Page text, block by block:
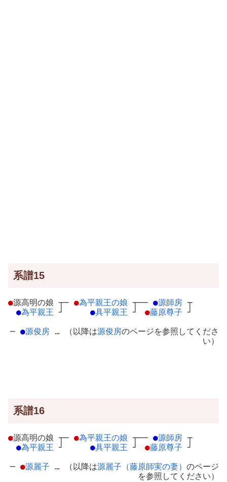
系譜15
●源高明の娘 ┬
●為平親王 ┘
─ ●為平親王の娘 ┬
●具平親王 ┘
── ●源師房 ┬
●藤原尊子 ┘
─ ●源俊房 … （以降は源俊房のページを参照してくださ
い）
系譜16
●源高明の娘 ┬
●為平親王 ┘
─ ●為平親王の娘 ┬
●具平親王 ┘
── ●源師房 ┬
●藤原尊子 ┘
─ ●源麗子 … （以降は源麗子（藤原師実の妻） のページ
を参照してください）